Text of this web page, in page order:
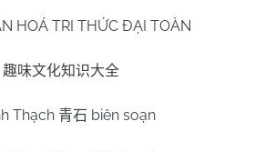
HOÁ TRI THỨC ĐẠI TOÀN
趣味文化知识大全
Thạch 青石 biên soạn